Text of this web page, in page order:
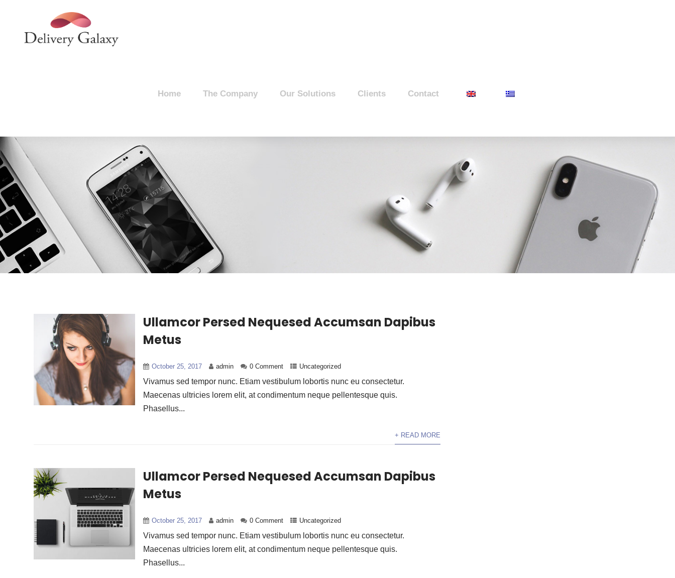
Home The Company Our Solutions Clients Contact
Ullamcor Persed Nequesed Accumsan Dapibus
Metus
October 25, 2017 admin 0 Comment Uncategorized
Vivamus sed tempor nunc. Etiam vestibulum lobortis nunc eu consectetur.
Maecenas ultricies lorem elit, at condimentum neque pellentesque quis.
Phasellus...
+ READ MORE
Ullamcor Persed Nequesed Accumsan Dapibus
Metus
October 25, 2017 admin 0 Comment Uncategorized
Vivamus sed tempor nunc. Etiam vestibulum lobortis nunc eu consectetur.
Maecenas ultricies lorem elit, at condimentum neque pellentesque quis.
Phasellus...